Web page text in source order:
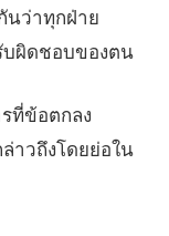
นว่าทุกฝ่าย
บผิดชอบของตน
ที่ข้อตกลง
าวถึงโดยย่อใน